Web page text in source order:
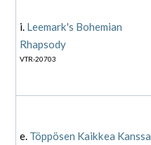
i. Leemark's Bohemian
Rhapsody
VTR-20703
e. Töppösen Kaikkea Kanssa